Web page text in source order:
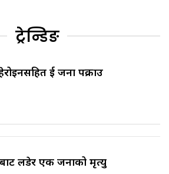
ट्रेन्डिङ
दुई जना पक्राउ
लडेर एक जनाको मृत्यु